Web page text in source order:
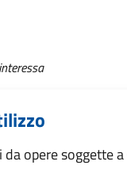
opere soggette